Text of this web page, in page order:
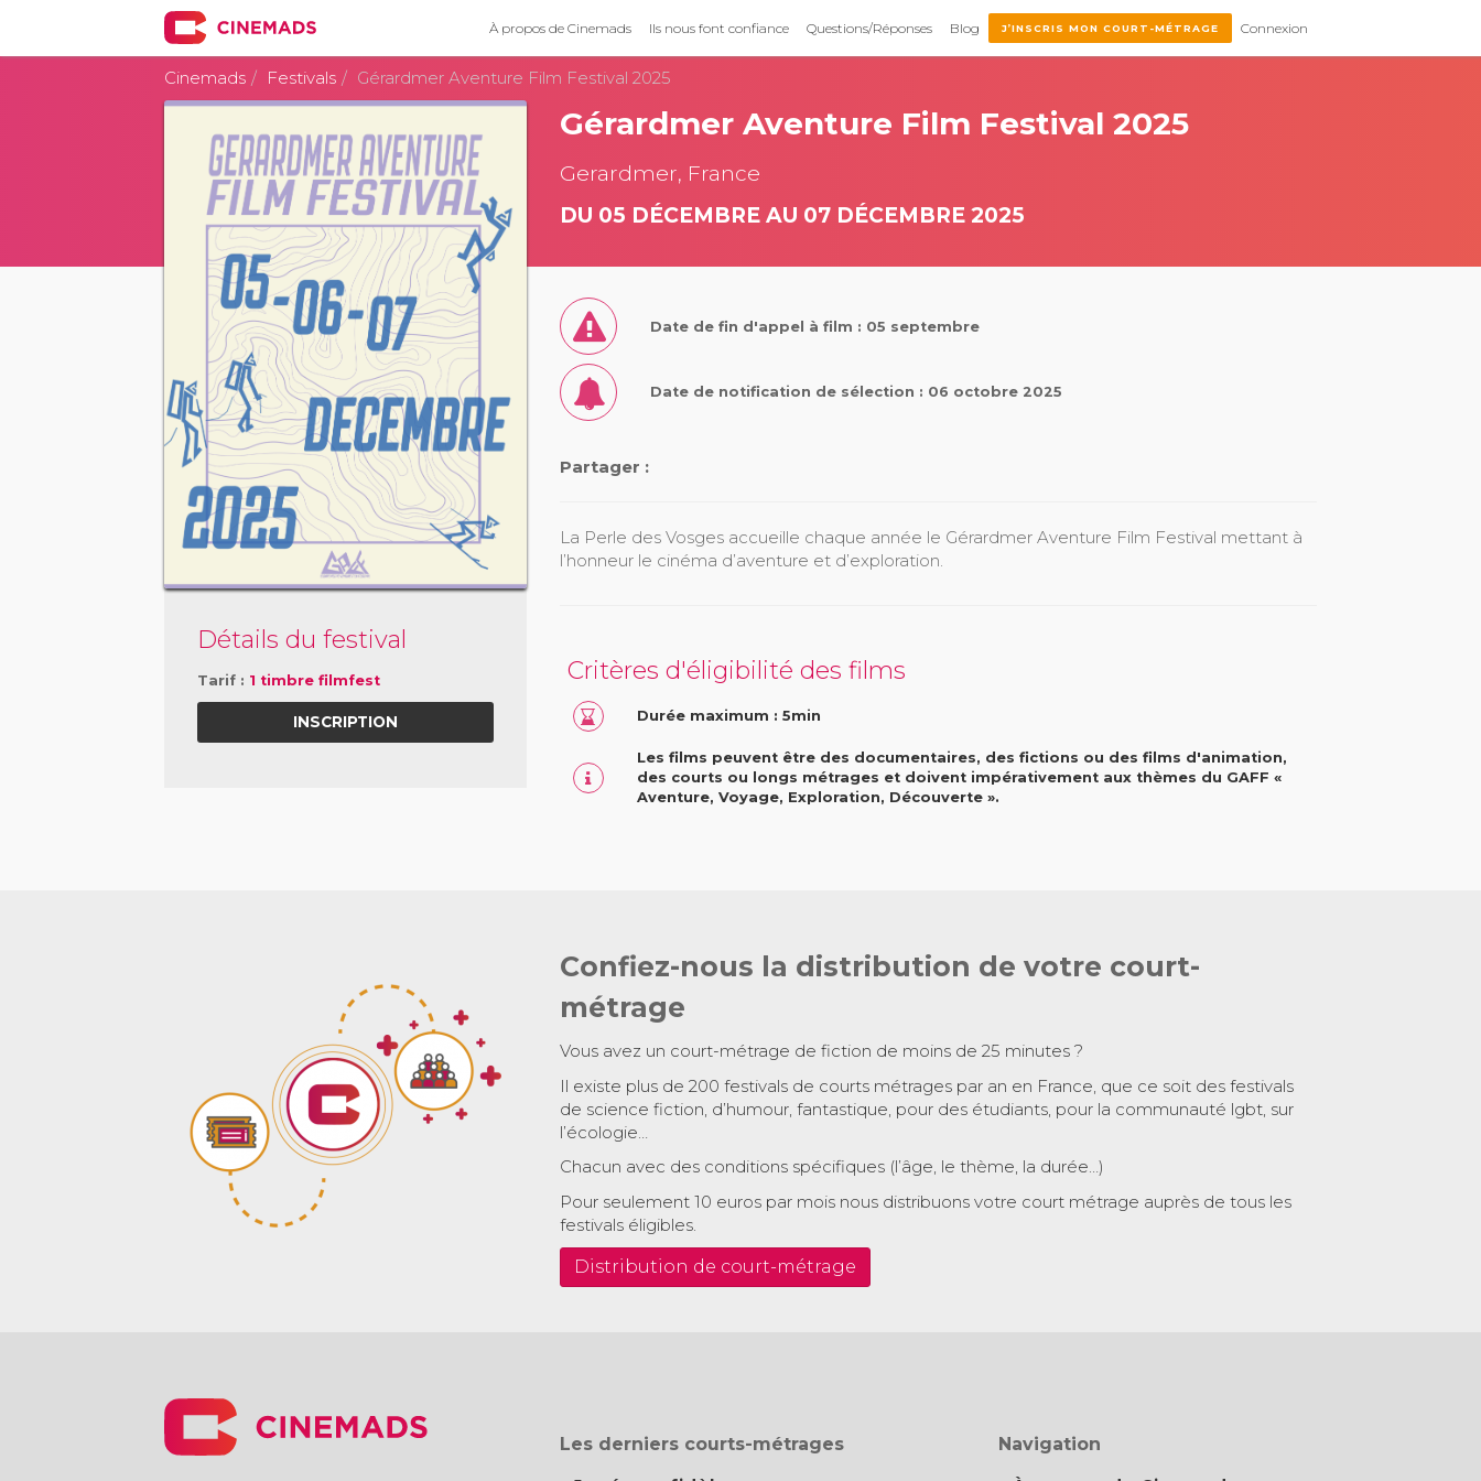
À propos de Cinemads Ils nous font confiance Questions/Réponses Blog J’INSCRIS MON COURT-MÉTRAGE Connexion
Cinemads Festivals Gérardmer Aventure Film Festival 2025
Détails du festival
Tarif : 1 timbre filmfest
INSCRIPTION
Gérardmer Aventure Film Festival 2025
Gerardmer, France
DU 05 DÉCEMBRE AU 07 DÉCEMBRE 2025
Date de fin d'appel à film : 05 septembre
Date de notification de sélection : 06 octobre 2025
Partager :
La Perle des Vosges accueille chaque année le Gérardmer Aventure Film Festival mettant à
l’honneur le cinéma d’aventure et d’exploration.
Critères d'éligibilité des films
Durée maximum : 5min
Les films peuvent être des documentaires, des fictions ou des films d'animation,
des courts ou longs métrages et doivent impérativement aux thèmes du GAFF «
Aventure, Voyage, Exploration, Découverte ».
Confiez-nous la distribution de votre court-
métrage
Vous avez un court-métrage de fiction de moins de 25 minutes ?
Il existe plus de 200 festivals de courts métrages par an en France, que ce soit des festivals
de science fiction, d’humour, fantastique, pour des étudiants, pour la communauté lgbt, sur
l’écologie…
Chacun avec des conditions spécifiques (l’âge, le thème, la durée…)
Pour seulement 10 euros par mois nous distribuons votre court métrage auprès de tous les
festivals éligibles.
Distribution de court-métrage
Les derniers courts-métrages
Navigation